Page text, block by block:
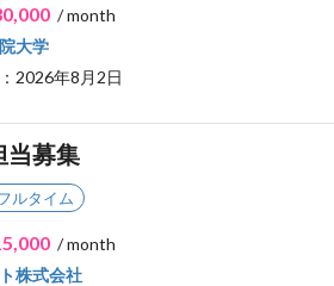
/ month
大学
2026年8月2日
当募集
ルタイム
/ month
株式会社